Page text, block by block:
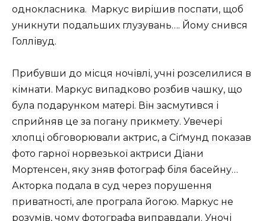
однокласника. Маркус вирішив поспати, щоб
уникнути подальших глузувань…. Йому снився
Голлівуд.
Прибувши до місця ночівлі, учні розселилися в
кімнати. Маркус випадково розбив чашку, що
була подарунком матері. Він засмутився і
сприйняв це за погану прикмету. Увечері
хлопці обговорювали актрис, а Сіґмунд показав
фото гарної норвезької актриси Діани
Мортенсен, яку зняв фотограф біля басейну…
Акторка подала в суд через порушення
приватності, але програла йогою. Маркус не
розумів, чому фотографа виправдали. Уночі